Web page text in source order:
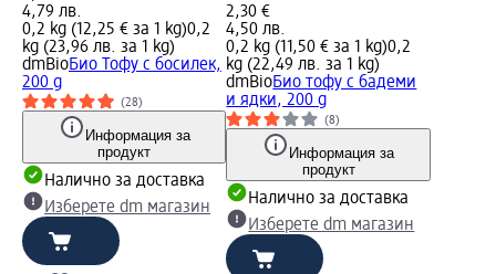
4,79 лв.
0,2 kg (12,25 € за 1 kg)0,2
kg (23,96 лв. за 1 kg)
dmBioБио Тофу с босилек,
200 g
(28)
Информация за
продукт
Налично за доставка
Изберете dm магазин
2,30 €
4,50 лв.
0,2 kg (11,50 € за 1 kg)0,2
kg (22,49 лв. за 1 kg)
dmBioБио тофу с бадеми
и ядки, 200 g
(8)
Информация за
продукт
Налично за доставка
Изберете dm магазин